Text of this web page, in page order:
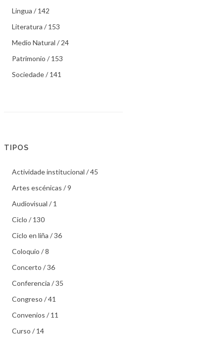
Lingua / 142
Literatura / 153
Medio Natural / 24
Patrimonio / 153
Sociedade / 141
TIPOS
Actividade institucional / 45
Artes escénicas / 9
Audiovisual / 1
Ciclo / 130
Ciclo en liña / 36
Coloquio / 8
Concerto / 36
Conferencia / 35
Congreso / 41
Convenios / 11
Curso / 14